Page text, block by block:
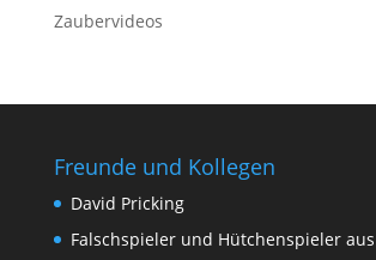
Zaubervideos
Freunde und Kollegen
David Pricking
Falschspieler und Hütchenspieler